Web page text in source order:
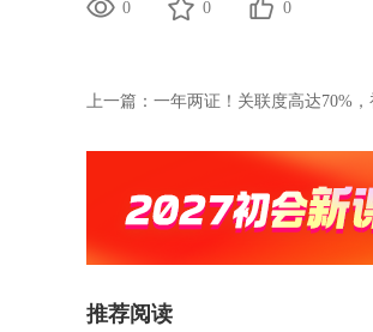
0 0 0
上一篇： 一年两证！关联度高达70%，
推荐阅读